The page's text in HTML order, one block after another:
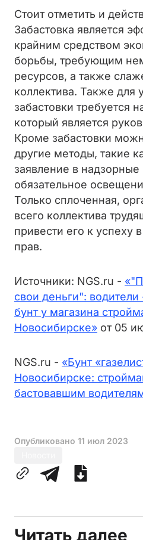
Стоит отметить и
Забастовка является
крайним средством
борьбы, требующим
ресурсов, а также
коллектива. Также для
забастовки требуется
который является
Кроме забастовки
другие методы, такие
заявление в надзорные
обязательное
Только сплоченная,
всего коллектива
привести его к успеху
прав.
Источники: NGS.ru -
свои деньги": водители
бунт у магазина
Новосибирске» от 05
NGS.ru - «Бунт
Новосибирске:
бастовавшим
Опубликовано 11 июл 2023
Читать далее